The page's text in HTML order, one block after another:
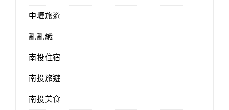
中壢旅遊
亂亂織
南投住宿
南投旅遊
南投美食